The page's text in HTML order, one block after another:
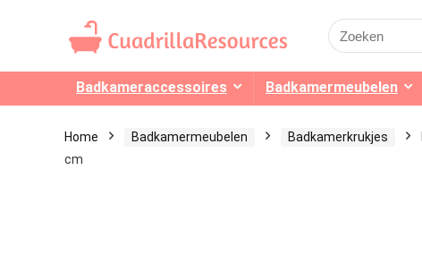
Search
for:
Badkameraccessoires Badkamermeubelen
Home Badkamermeubelen Badkamerkrukjes
cm